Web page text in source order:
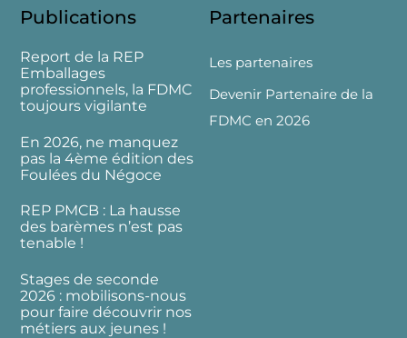
Publications
Report de la REP
Emballages
professionnels, la FDMC
toujours vigilante
En 2026, ne manquez
pas la 4ème édition des
Foulées du Négoce
REP PMCB : La hausse
des barèmes n’est pas
tenable !
Stages de seconde
2026 : mobilisons-nous
pour faire découvrir nos
métiers aux jeunes !
Partenaires
Les partenaires
Devenir Partenaire de la
FDMC en 2026